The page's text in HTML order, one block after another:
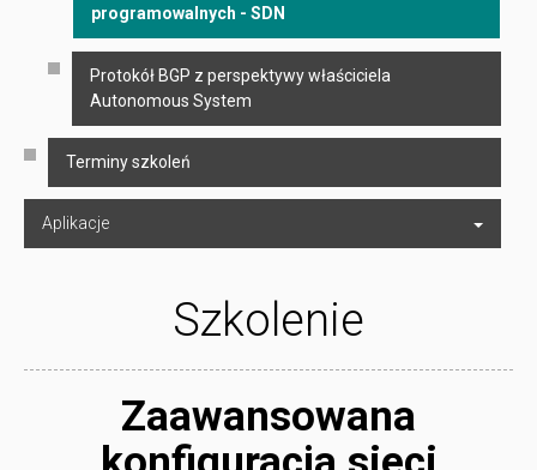
programowalnych - SDN
Protokół BGP z perspektywy właściciela
Autonomous System
Terminy szkoleń
Aplikacje
Szkolenie
Zaawansowana